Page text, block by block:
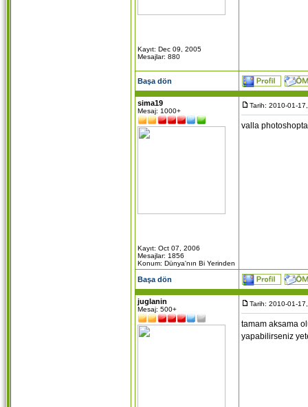
Kayıt: Dec 09, 2005
Mesajlar: 880
Başa dön
sima19
Mesaj: 1000+
Kayıt: Oct 07, 2006
Mesajlar: 1856
Konum: Dünya'nın Bi Yerinden
Tarih: 2010-01-
valla
Başa dön
juglanin
Mesaj: 500+
Tarih: 2010-01-
tamam aksama
yapabilirseniz